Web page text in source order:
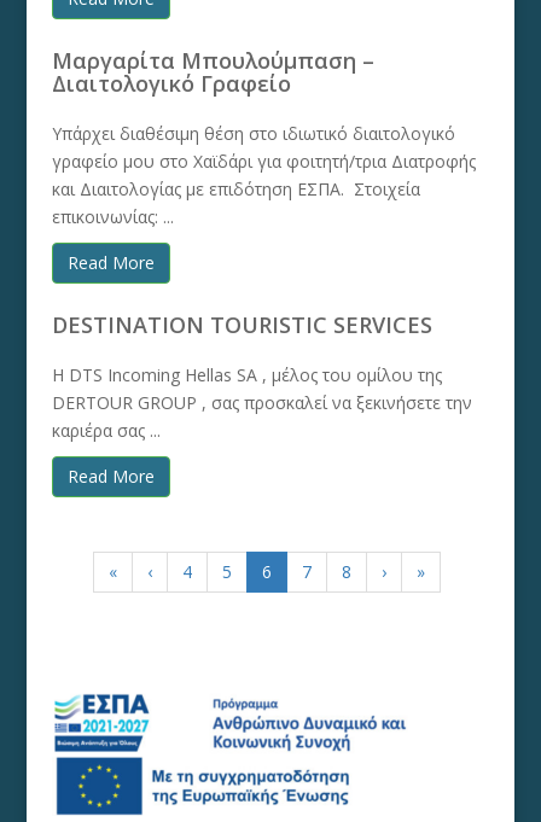
Μαργαρίτα Μπουλούμπαση –
Διαιτολογικό Γραφείο
Υπάρχει διαθέσιμη θέση στο ιδιωτικό διαιτολογικό
γραφείο μου στο Χαϊδάρι για φοιτητή/τρια Διατροφής
και Διαιτολογίας με επιδότηση ΕΣΠΑ. Στοιχεία
επικοινωνίας: ...
Read More
DESTINATION TOURISTIC SERVICES
Η DTS Incoming Hellas SA , μέλος του ομίλου της
DERTOUR GROUP , σας προσκαλεί να ξεκινήσετε την
καριέρα σας ...
Read More
« ‹ 4 5 6 7 8 › »